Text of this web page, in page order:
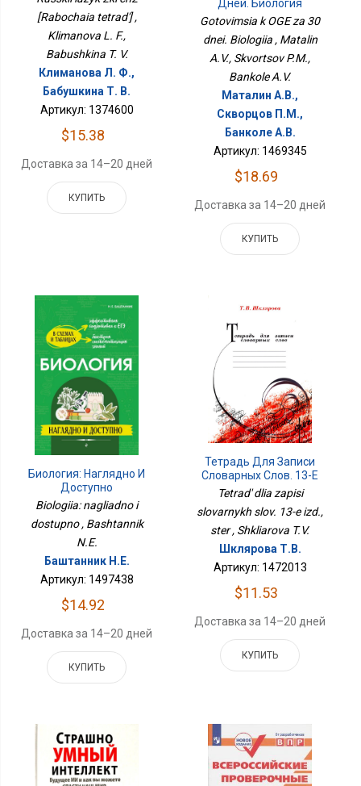
[Rabochaia tetrad'] ,
Klimanova L. F.,
Babushkina T. V.
Климанова Л. Ф.,
Бабушкина Т. В.
Артикул: 1374600
$15.38
Доставка за 14–20 дней
КУПИТЬ
Дней. Биология
Gotovimsia k OGE za 30
dnei. Biologiia , Matalin
A.V., Skvortsov P.M.,
Bankole A.V.
Маталин А.В.,
Скворцов П.М.,
Банколе А.В.
Артикул: 1469345
$18.69
Доставка за 14–20 дней
КУПИТЬ
Биология: Наглядно И
Доступно
Biologiia: nagliadno i
dostupno , Bashtannik
N.E.
Баштанник Н.Е.
Артикул: 1497438
$14.92
Доставка за 14–20 дней
КУПИТЬ
Тетрадь Для Записи
Словарных Слов. 13-Е
Изд., Стер
Tetrad' dlia zapisi
slovarnykh slov. 13-e izd.,
ster , Shkliarova T.V.
Шклярова Т.В.
Артикул: 1472013
$11.53
Доставка за 14–20 дней
КУПИТЬ